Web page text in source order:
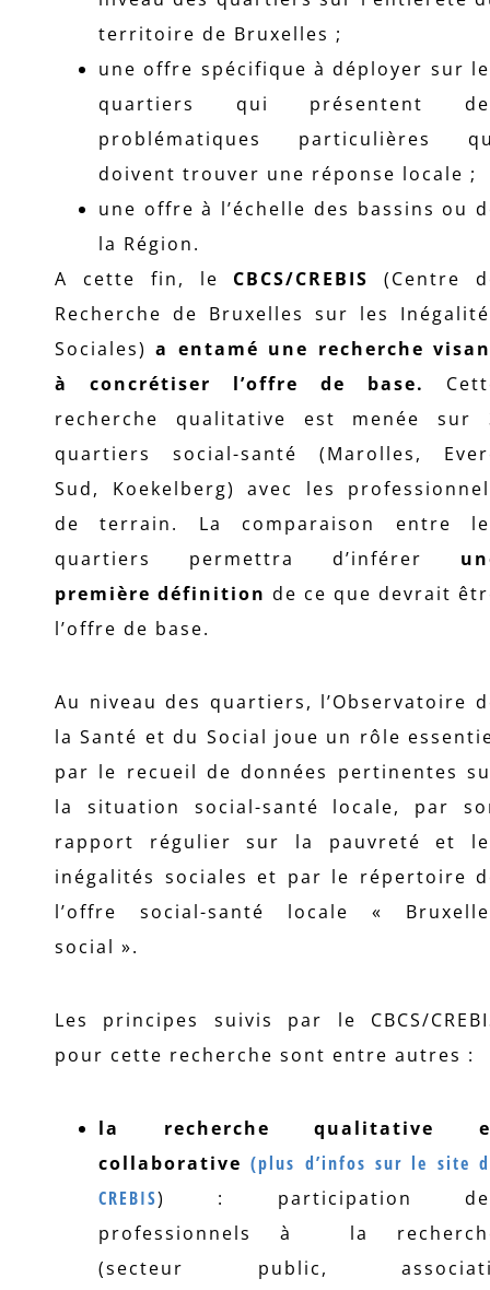
territoire de Bruxelles ;
une offre spécifique à déployer sur
quartiers qui présentent
problématiques particulières
doivent trouver une réponse locale ;
une offre à l’échelle des bassins ou
la Région.
A cette fin, le CBCS/CREBIS
(Centre
Recherche de Bruxelles sur les
Sociales)a entamé une recherche
à concrétiser l’offre de base.
recherche qualitative est menée sur
quartiers social-santé (Marolles,
Sud, Koekelberg) avec les
de terrain. La comparaison entre
quartiers permettra d’inférer
première définition de ce que devrait
l’offre de base.
Au niveau des quartiers, l’Observatoire
la Santé et du Social joue un rôle
par le recueil de données pertinentes
la situation social-santé locale, par
rapport régulier sur la pauvreté et
inégalités sociales et par le répertoire
l’offre social-santé locale «
social ».
Les principes suivis par le CBCS/
pour cette recherche sont entre autres :
la recherche qualitative
collaborative (plus d’infos sur le site
CREBIS) : participation
professionnels à la
(secteur public,